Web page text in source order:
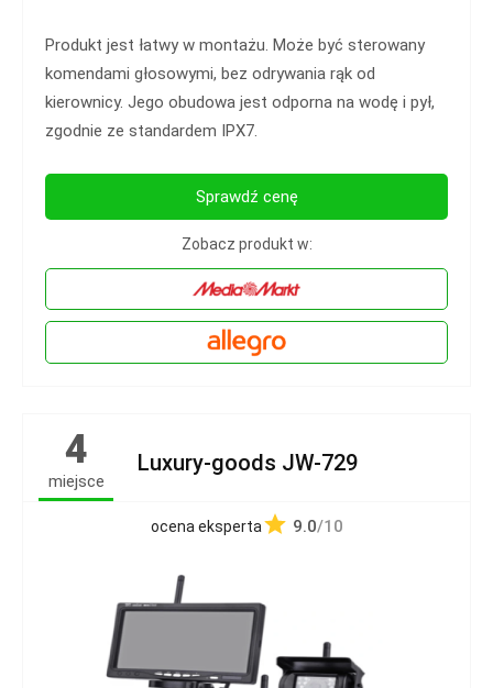
Produkt jest łatwy w montażu. Może być sterowany
komendami głosowymi, bez odrywania rąk od
kierownicy. Jego obudowa jest odporna na wodę i pył,
zgodnie ze standardem IPX7.
Sprawdź cenę
Zobacz produkt w:
4
miejsce
Luxury-goods JW-729
ocena eksperta 9.0/10